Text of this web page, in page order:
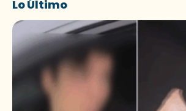
Lo Último